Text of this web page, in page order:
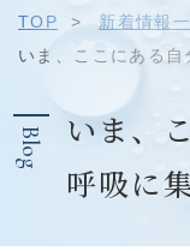
TOP > 新着情報
いま、ここにある
いま、
呼吸に
Blog